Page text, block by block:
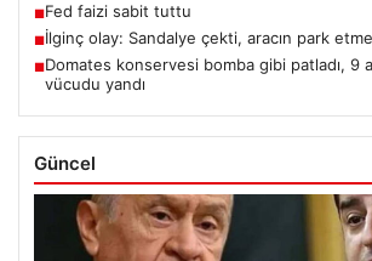
■Fed faizi sabit tuttu
■İlginç olay: Sandalye çekti, aracın park
■Domates konservesi bomba gibi patladı, 9
vücudu yandı
Güncel